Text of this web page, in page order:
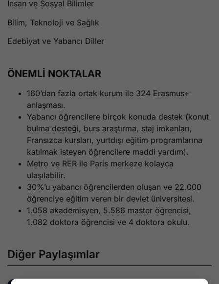
İnsan ve Sosyal Bilimler
Bilim, Teknoloji ve Sağlık
Edebiyat ve Yabancı Diller
ÖNEMLİ NOKTALAR
160’dan fazla ortak kurum ile 324 Erasmus+
anlaşması.
Yabancı öğrencilere birçok konuda destek (konut
bulma desteği, burs araştırma, staj imkanları,
Fransızca kursları, yurtdışı eğitim programlarına
katılmak isteyen öğrencilere maddi yardım).
Metro ve RER ile Paris merkeze kolayca
ulaşılabilir.
30%’u yabancı öğrencilerden oluşan ve 22.000
öğrenciye eğitim veren bir devlet üniversitesi.
1.058 akademisyen, 5.586 master öğrencisi,
1.082 doktora öğrencisi ve 4 doktora okulu.
Diğer Paylaşımlar